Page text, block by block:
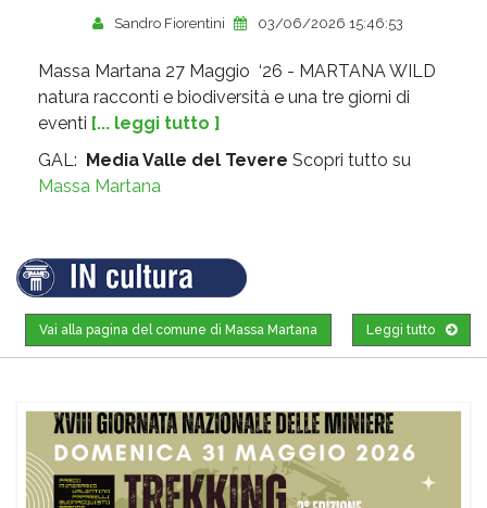
Sandro Fiorentini 03/06/2026 15:46:53
Massa Martana 27 Maggio ‘26 - MARTANA WILD
natura racconti e biodiversità e una tre giorni di
eventi [... leggi tutto ]
GAL: Media Valle del Tevere Scopri tutto su
Massa Martana
Leggi tutto
Vai alla pagina del comune di Massa Martana